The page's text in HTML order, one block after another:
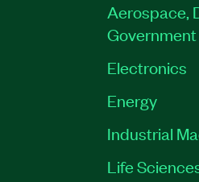
Aerospace,
Government
Electronics
Energy
Industrial
Life